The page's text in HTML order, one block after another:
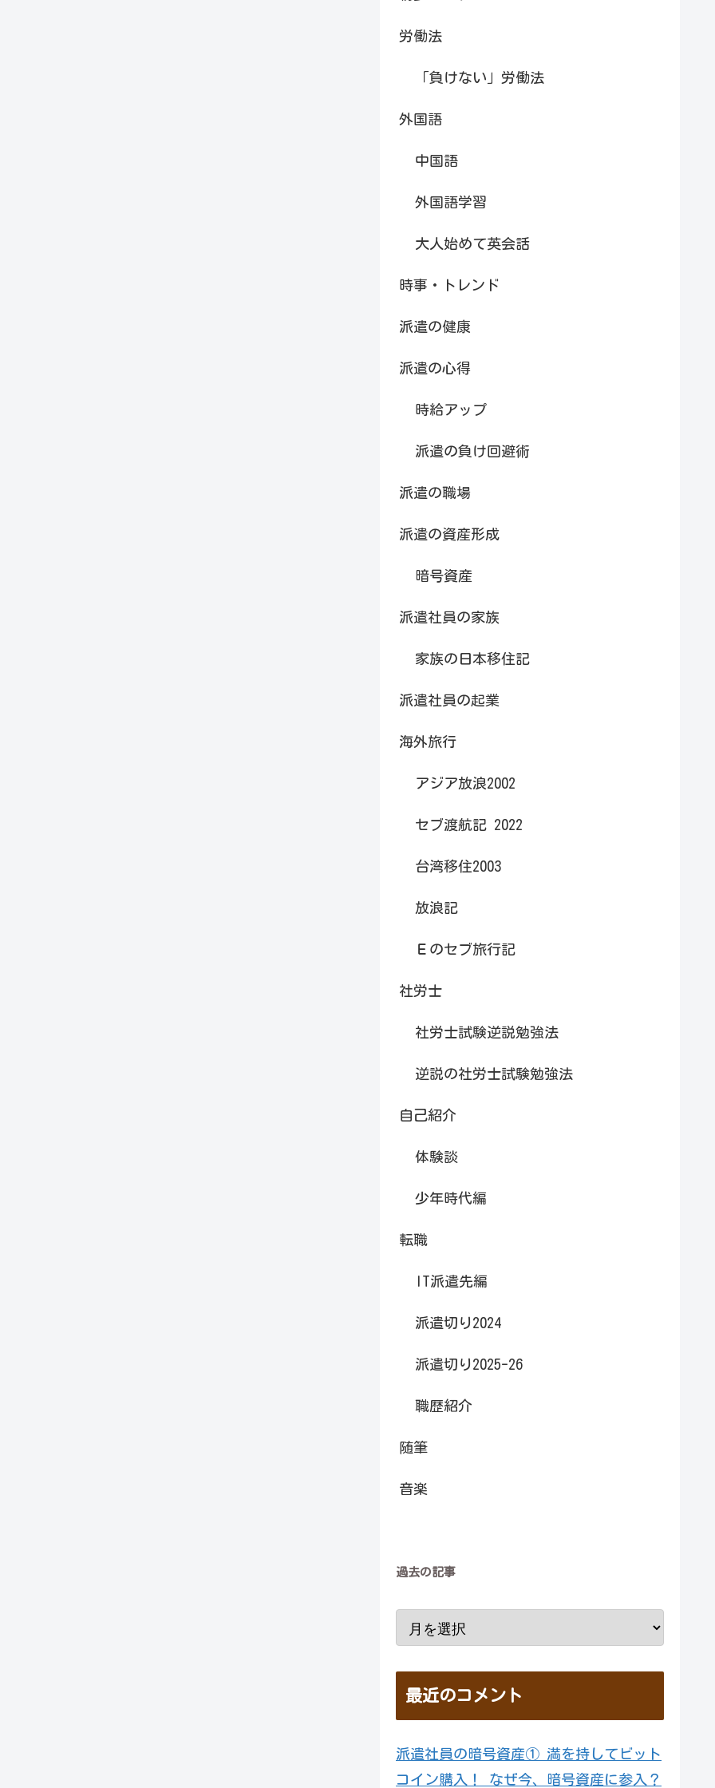
労働法
「負けない」労働法
外国語
中国語
外国語学習
大人始めて英会話
時事・トレンド
派遣の健康
派遣の心得
時給アップ
派遣の負け回避術
派遣の職場
派遣の資産形成
暗号資産
派遣社員の家族
家族の日本移住記
派遣社員の起業
海外旅行
アジア放浪2002
セブ渡航記 2022
台湾移住2003
放浪記
Ｅのセブ旅行記
社労士
社労士試験逆説勉強法
逆説の社労士試験勉強法
自己紹介
体験談
少年時代編
転職
IT派遣先編
派遣切り2024
派遣切り2025-26
職歴紹介
随筆
音楽
過去の記事
最近のコメント
派遣社員の暗号資産① 満を持してビット
コイン購入！ なぜ今、暗号資産に参入？